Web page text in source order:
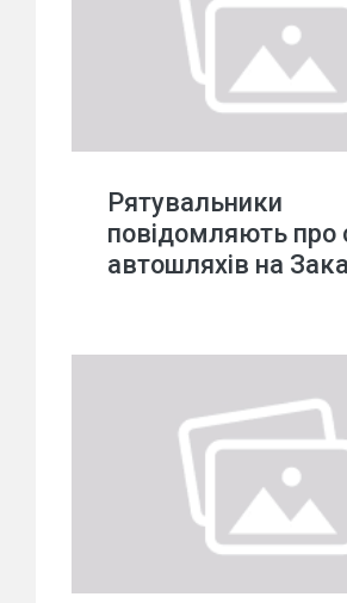
Рятувальники
повідомляють про
автошляхів на